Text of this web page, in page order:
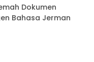
Dokumen
Bahasa Jerman